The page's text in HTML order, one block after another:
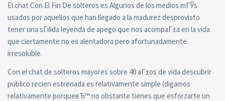
El chat Con El Fin De solteros es Algunos de los medios mГЎs
usados por aquellos que han llegado a la madurez desprovisto
tener una sГіlida leyenda de apego que nos acompaГ±a en la vida
que ciertamente no es alentadora pero afortunadamente
irresoluble.
Con el chat de solteros mayores sobre 40 aГ±os de vida descubrir
publico recien estrenada es relativamente simple (digamos
relativamente porqueвЂ™ no obstante tienes que esforzarte un